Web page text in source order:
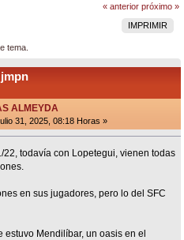
« anterior próximo »
IMPRIMIR
tema.
jmpn
ALMEYDA
31, 2025, 08:18 Horas »
todavía con Lopetegui, vienen todas
en sus jugadores, pero lo del SFC
estuvo Mendilíbar, un oasis en el